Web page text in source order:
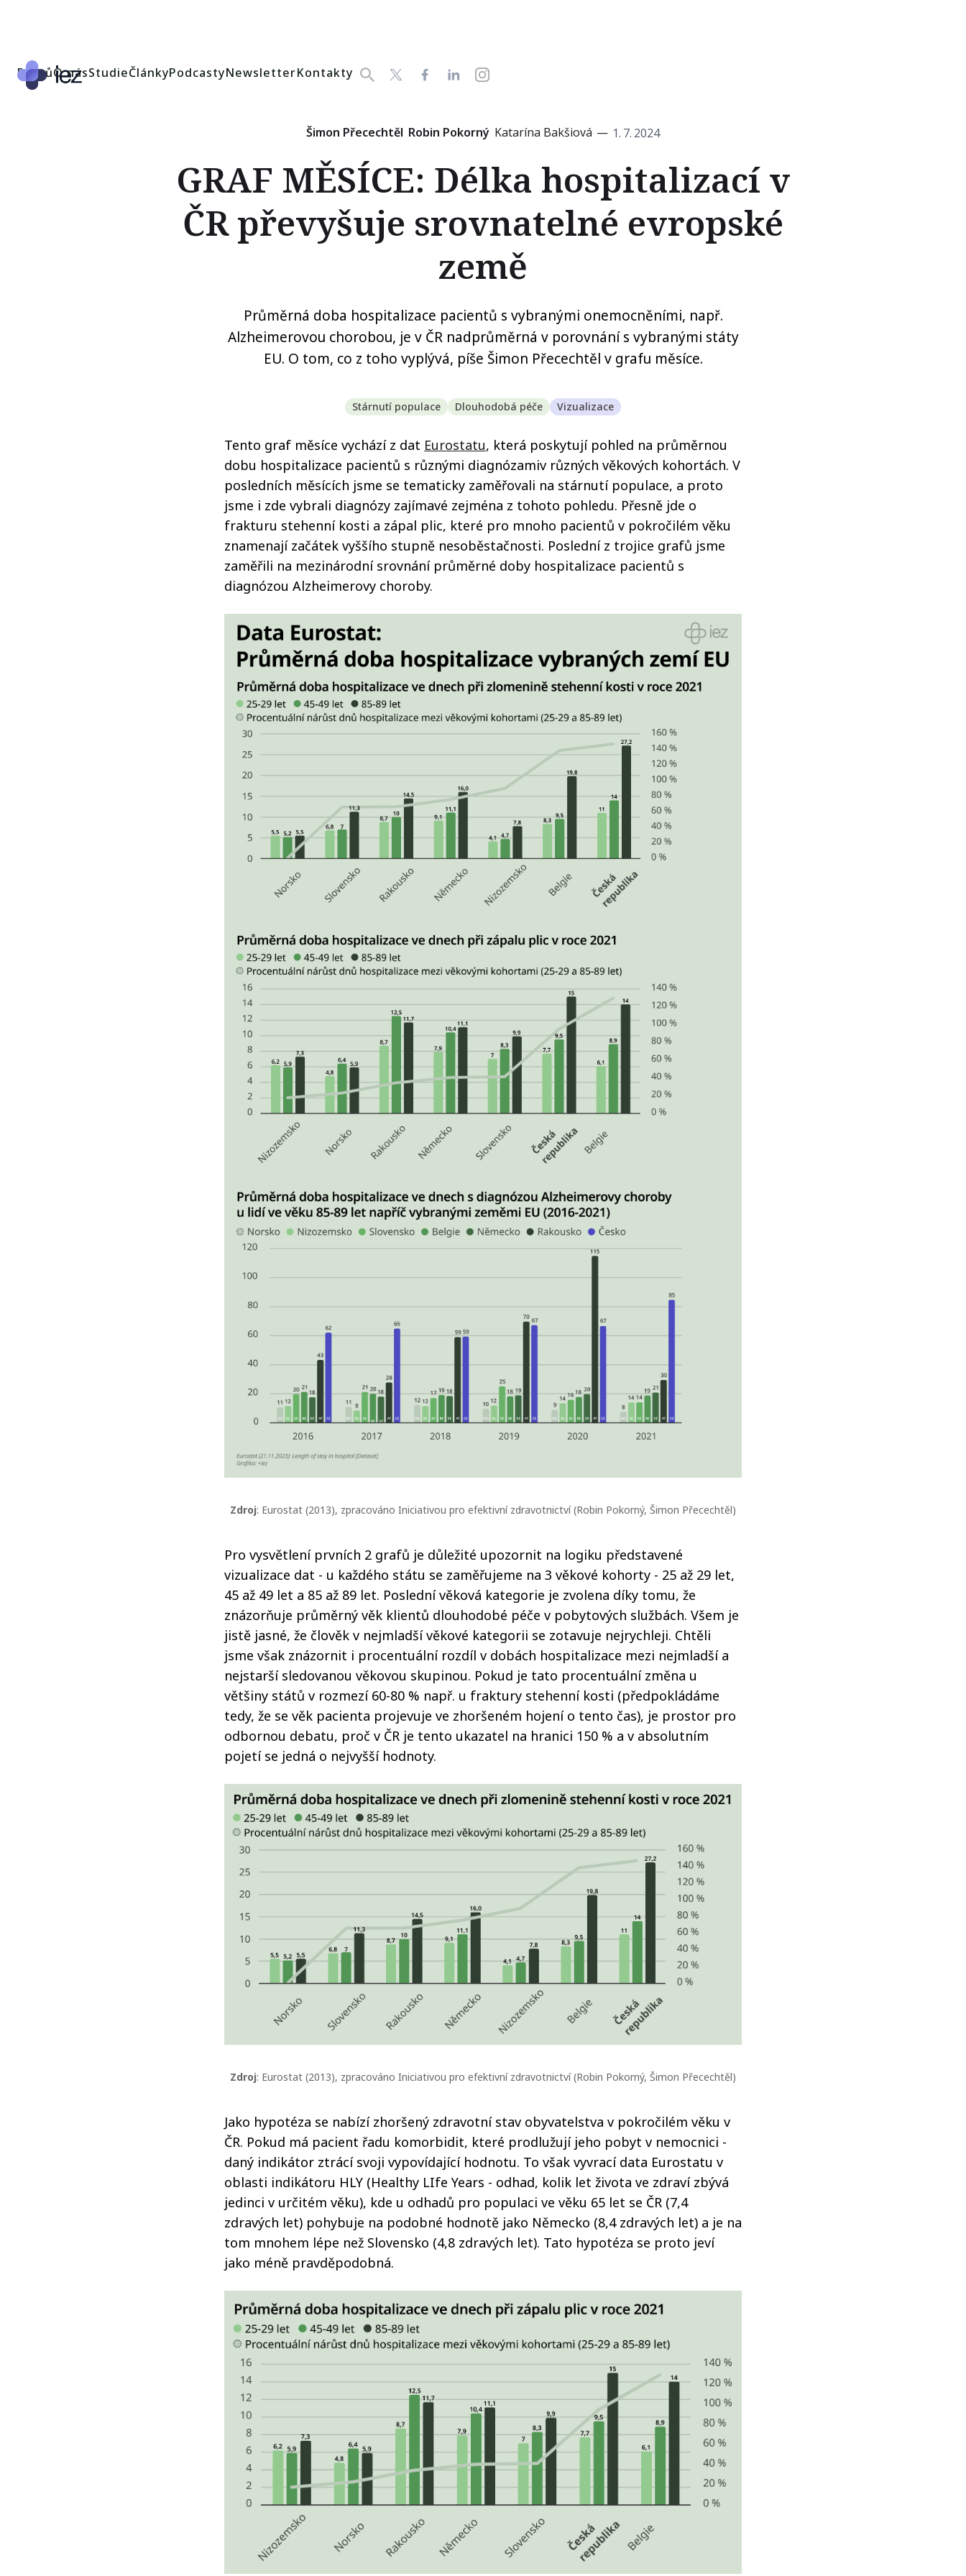
DomůO násStudieČlánkyPodcastyNewsletterKontakty
Šimon Přecechtěl Robin Pokorný Katarína Bakšiová — 1. 7. 2024
GRAF MĚSÍCE: Délka hospitalizací v
ČR převyšuje srovnatelné evropské
země
Průměrná doba hospitalizace pacientů s vybranými onemocněními, např.
Alzheimerovou chorobou, je v ČR nadprůměrná v porovnání s vybranými státy
EU. O tom, co z toho vyplývá, píše Šimon Přecechtěl v grafu měsíce.
Stárnutí populace Dlouhodobá péče Vizualizace
Tento graf měsíce vychází z dat Eurostatu, která poskytují pohled na průměrnou
dobu hospitalizace pacientů s různými diagnózamiv různých věkových kohortách. V
posledních měsících jsme se tematicky zaměřovali na stárnutí populace, a proto
jsme i zde vybrali diagnózy zajímavé zejména z tohoto pohledu. Přesně jde o
frakturu stehenní kosti a zápal plic, které pro mnoho pacientů v pokročilém věku
znamenají začátek vyššího stupně nesoběstačnosti. Poslední z trojice grafů jsme
zaměřili na mezinárodní srovnání průměrné doby hospitalizace pacientů s
diagnózou Alzheimerovy choroby.
Zdroj: Eurostat (2013), zpracováno Iniciativou pro efektivní zdravotnictví (Robin Pokorný, Šimon Přecechtěl)
Pro vysvětlení prvních 2 grafů je důležité upozornit na logiku představené
vizualizace dat - u každého státu se zaměřujeme na 3 věkové kohorty - 25 až 29 let,
45 až 49 let a 85 až 89 let. Poslední věková kategorie je zvolena díky tomu, že
znázorňuje průměrný věk klientů dlouhodobé péče v pobytových službách. Všem je
jistě jasné, že člověk v nejmladší věkové kategorii se zotavuje nejrychleji. Chtěli
jsme však znázornit i procentuální rozdíl v dobách hospitalizace mezi nejmladší a
nejstarší sledovanou věkovou skupinou. Pokud je tato procentuální změna u
většiny států v rozmezí 60-80 % např. u fraktury stehenní kosti (předpokládáme
tedy, že se věk pacienta projevuje ve zhoršeném hojení o tento čas), je prostor pro
odbornou debatu, proč v ČR je tento ukazatel na hranici 150 % a v absolutním
pojetí se jedná o nejvyšší hodnoty.
Zdroj: Eurostat (2013), zpracováno Iniciativou pro efektivní zdravotnictví (Robin Pokorný, Šimon Přecechtěl)
Jako hypotéza se nabízí zhoršený zdravotní stav obyvatelstva v pokročilém věku v
ČR. Pokud má pacient řadu komorbidit, které prodlužují jeho pobyt v nemocnici -
daný indikátor ztrácí svoji vypovídající hodnotu. To však vyvrací data Eurostatu v
oblasti indikátoru HLY (Healthy LIfe Years - odhad, kolik let života ve zdraví zbývá
jedinci v určitém věku), kde u odhadů pro populaci ve věku 65 let se ČR (7,4
zdravých let) pohybuje na podobné hodnotě jako Německo (8,4 zdravých let) a je na
tom mnohem lépe než Slovensko (4,8 zdravých let). Tato hypotéza se proto jeví
jako méně pravděpodobná.